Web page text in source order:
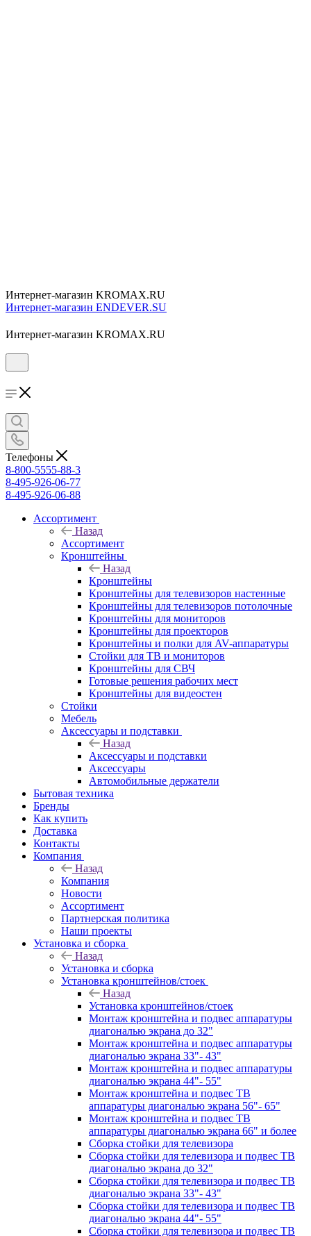
Интернет-магазин KROMAX.RU
Интернет-магазин ENDEVER.SU
Интернет-магазин KROMAX.RU
Телефоны
8-800-5555-88-3
8-495-926-06-77
8-495-926-06-88
Ассортимент
Назад
Ассортимент
Кронштейны
Назад
Кронштейны
Кронштейны для телевизоров настенные
Кронштейны для телевизоров потолочные
Кронштейны для мониторов
Кронштейны для проекторов
Кронштейны и полки для AV-аппаратуры
Стойки для ТВ и мониторов
Кронштейны для СВЧ
Готовые решения рабочих мест
Кронштейны для видеостен
Стойки
Мебель
Аксессуары и подставки
Назад
Аксессуары и подставки
Аксессуары
Автомобильные держатели
Бытовая техника
Бренды
Как купить
Доставка
Контакты
Компания
Назад
Компания
Новости
Ассортимент
Партнерская политика
Наши проекты
Установка и сборка
Назад
Установка и сборка
Установка кронштейнов/стоек
Назад
Установка кронштейнов/стоек
Монтаж кронштейна и подвес аппаратуры
диагональю экрана до 32"
Монтаж кронштейна и подвес аппаратуры
диагональю экрана 33"- 43"
Монтаж кронштейна и подвес аппаратуры
диагональю экрана 44"- 55"
Монтаж кронштейна и подвес ТВ
аппаратуры диагональю экрана 56"- 65"
Монтаж кронштейна и подвес ТВ
аппаратуры диагональю экрана 66" и более
Сборка стойки для телевизора
Сборка стойки для телевизора и подвес ТВ
диагональю экрана до 32"
Сборка стойки для телевизора и подвес ТВ
диагональю экрана 33"- 43"
Сборка стойки для телевизора и подвес ТВ
диагональю экрана 44"- 55"
Сборка стойки для телевизора и подвес ТВ